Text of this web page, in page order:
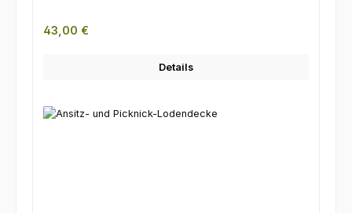
Regulärer Preis:
43,00 €
Details